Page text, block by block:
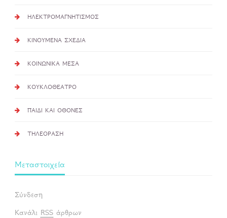
ΗΛΕΚΤΡΟΜΑΓΝΗΤΙΣΜΟΣ
ΚΙΝΟΥΜΕΝΑ ΣΧΕΔΙΑ
ΚΟΙΝΩΝΙΚΑ ΜΕΣΑ
ΚΟΥΚΛΟΘΕΑΤΡΟ
ΠΑΙΔΙ ΚΑΙ ΟΘΟΝΕΣ
ΤΗΛΕΟΡΑΣΗ
Μεταστοιχεία
Σύνδεση
Κανάλι RSSάρθρων